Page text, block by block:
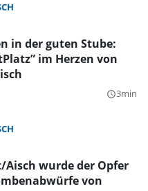
in der guten Stube:
im Herzen von
query_builder3min
wurde der Opfer
von